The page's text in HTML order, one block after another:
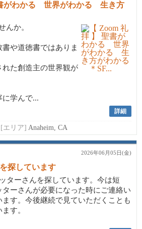
書がわかる 世界がわかる 生き方
んか。
や道徳書ではありま
た創造主の世界観が
に学んで...
詳細
[エリア] Anaheim, CA
2026年06月05日(金)
探しています
ターさんを探しています。今は短
ーさんが必要になった時にご連絡い
す。今後継続で見ていただくことも
す。